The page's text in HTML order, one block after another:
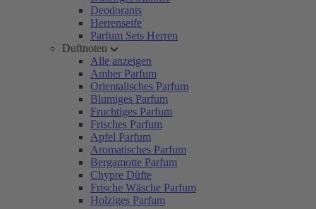
Deodorants
Herrenseife
Parfum Sets Herren
Duftnoten
Alle anzeigen
Amber Parfum
Orientalisches Parfum
Blumiges Parfum
Fruchtiges Parfum
Frisches Parfum
Apfel Parfum
Aromatisches Parfum
Bergamotte Parfum
Chypre Düfte
Frische Wäsche Parfum
Holziges Parfum